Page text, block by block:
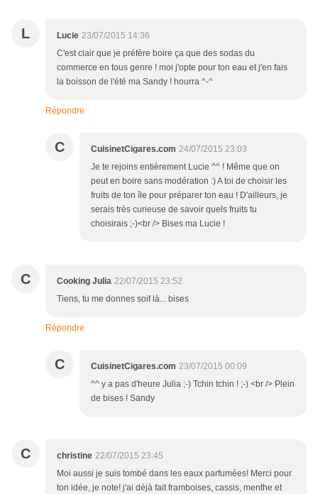
L Lucie 23/07/2015 14:36
C'est clair que je préfère boire ça que des sodas du
commerce en tous genre ! moi j'opte pour ton eau et j'en fais
la boisson de l'été ma Sandy ! hourra ^-^
Répondre
C CuisinetCigares.com 24/07/2015 23:03
Je te rejoins entièrement Lucie ^^ ! Même que on
peut en boire sans modération :) A toi de choisir les
fruits de ton île pour préparer ton eau ! D'ailleurs, je
serais très curieuse de savoir quels fruits tu
choisirais ;-)<br /> Bises ma Lucie !
C Cooking Julia 22/07/2015 23:52
Tiens, tu me donnes soif là... bises
Répondre
C CuisinetCigares.com 23/07/2015 00:09
^^ y a pas d'heure Julia ;-) Tchin tchin ! ;-) <br /> Plein
de bises ! Sandy
C christine 22/07/2015 23:45
Moi aussi je suis tombé dans les eaux parfumées! Merci pour
ton idée, je note! j'ai déjà fait framboises, cassis, menthe et